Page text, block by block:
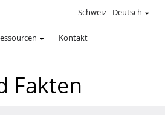
Kontakt
Schweiz- Deutsch
Fakten